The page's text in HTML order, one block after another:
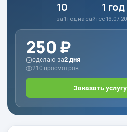
10
за 1 год на сайте
1 год
с
250 ₽
сделаю за2 дня
210 просмотров
Заказать услугу